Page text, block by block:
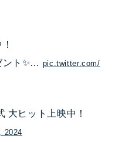
ント✨… pic.twitter.com/
大ヒット上映中！
2024